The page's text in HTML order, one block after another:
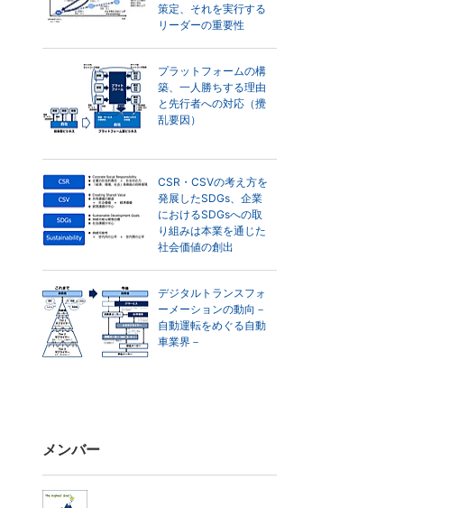
策定、それを実行する
リーダーの重要性
プラットフォームの構
築、一人勝ちする理由
と先行者への対応（攪
乱要因）
CSR・CSVの考え方を
発展したSDGs、企業
におけるSDGsへの取
り組みは本業を通じた
社会価値の創出
デジタルトランスフォ
ーメーションの動向－
自動運転をめぐる自動
車業界－
メンバー